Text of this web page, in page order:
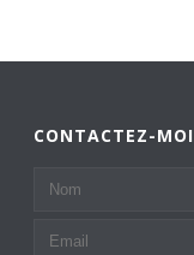
CONTACTEZ-MOI